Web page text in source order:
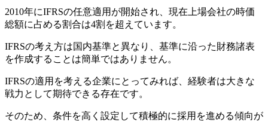
2010年にIFRSの任意適用が開始され、現在上場会社の時価
総額に占める割合は4割を超えています。
IFRSの考え方は国内基準と異なり、基準に沿った財務諸表
を作成することは簡単ではありません。
IFRSの適用を考える企業にとってみれば、経験者は大きな
戦力として期待できる存在です。
そのため、条件を高く設定して積極的に採用を進める傾向が